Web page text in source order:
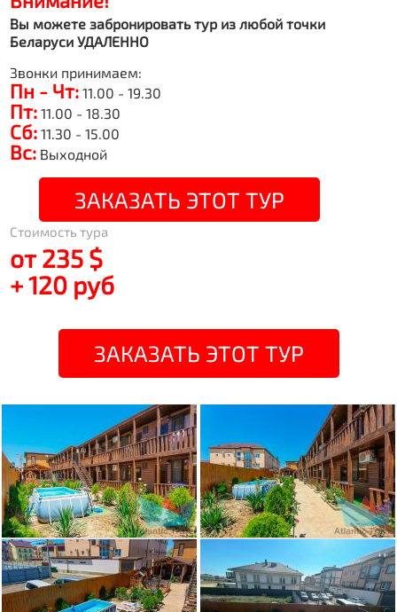
Вы можете забронировать тур из любой точки
Беларуси УДАЛЕННО
Звонки принимаем:
Пн - Чт: 11.00 - 19.30
Пт: 11.00 - 18.30
Сб: 11.30 - 15.00
Вс: Выходной
ЗАКАЗАТЬ ЭТОТ ТУР
Стоимость тура
от 235 $
+ 120 руб
ЗАКАЗАТЬ ЭТОТ ТУР